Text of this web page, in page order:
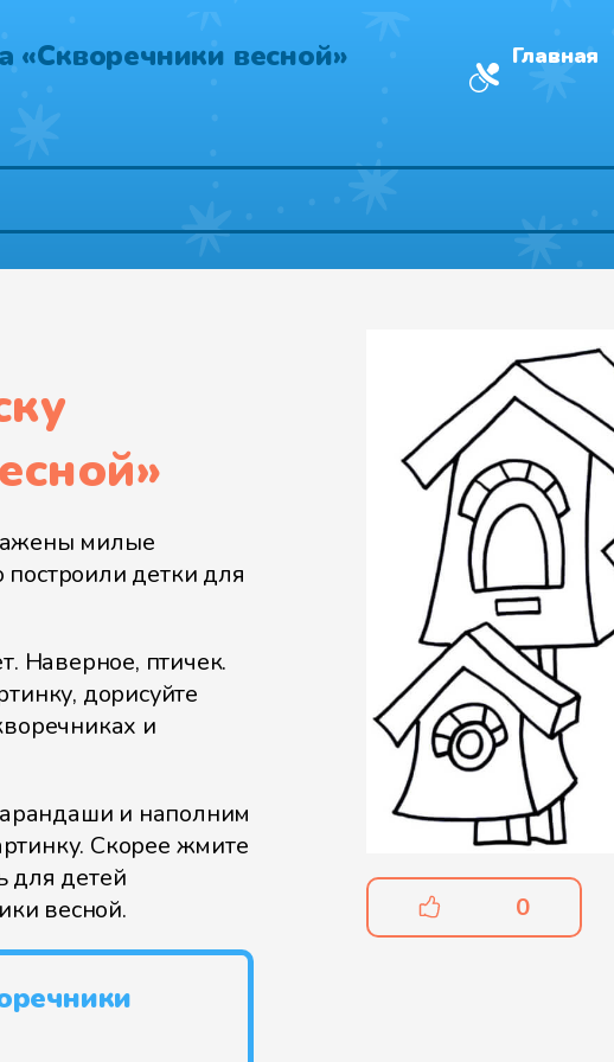
«Скворечники весной» Главная
0
»
милые
построили детки для
Наверное, птичек.
дорисуйте
и
и наполним
Скорее жмите
для детей
весной.